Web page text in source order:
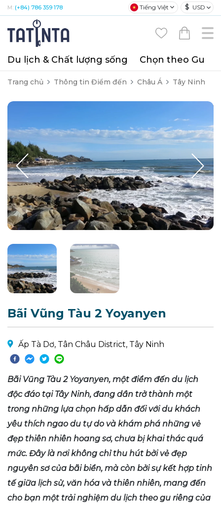
M: (+84) 786 359 178 Tiếng Việt $ USD
Du lịch & Chất lượng sống Chọn theo Gu
Trang chủ Thông tin Điểm đến Châu Á Tây Ninh
Bãi Vũng Tàu 2 Yoyanyen
Ấp Tà Dơ, Tân Châu District, Tây Ninh
Bãi Vũng Tàu 2 Yoyanyen, một điểm đến du lịch
độc đáo tại Tây Ninh, đang dần trở thành một
trong những lựa chọn hấp dẫn đối với du khách
yêu thích ngao du tự do và khám phá những vẻ
đẹp thiên nhiên hoang sơ, chưa bị khai thác quá
mức. Đây là nơi không chỉ thu hút bởi vẻ đẹp
nguyên sơ của bãi biển, mà còn bởi sự kết hợp tinh
tế giữa lịch sử, văn hóa và thiên nhiên, mang đến
cho bạn một trải nghiệm du lịch theo gu riêng của